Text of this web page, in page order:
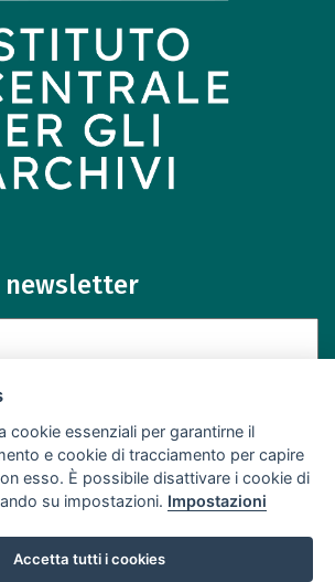
Archivio newsletter
cookie essenziali per garantirne il
e cookie di tracciamento per capire
esso. È possibile disattivare i cookie di
su impostazioni. Impostazioni
Accetta tutti i cookies